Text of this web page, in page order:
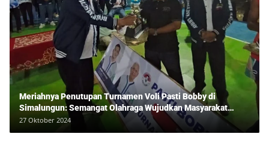
Meriahnya Penutupan Turnamen Voli Pasti Bobby di
Simalungun: Semangat Olahraga Wujudkan Masyarakat
Sehat Bersama Erwan Rozadi dan Ribuan Penonton!
27 Oktober 2024